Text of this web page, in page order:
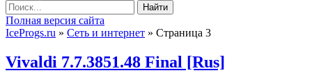
Найти
Полная версия сайта
IceProgs.ru » Сеть и интернет » Страница 3
Vivaldi 7.7.3851.48 Final [Rus]